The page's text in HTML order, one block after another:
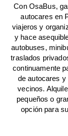
Con OsaBus,
autocares en
viajeros y
y hace
autobuses,
traslados
continuamente
de autocares
vecinos.
pequeños o
opción para